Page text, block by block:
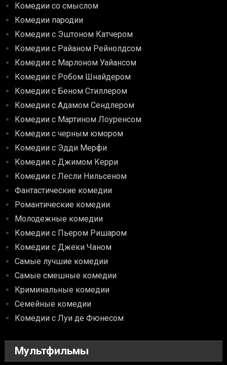
Комедии со смыслом
Комедии пародии
Комедии с Эштоном Катчером
Комедии с Райаном Рейнолдсом
Комедии с Марлоном Уайансом
Комедии с Робом Шнайдером
Комедии с Беном Стиллером
Комедии с Адамом Сендлером
Комедии с Мартином Лоуренсом
Комедии с черным юмором
Комедии с Эдди Мерфи
Комедии с Джимом Керри
Комедии с Лесли Нильсеном
Фантастические комедии
Романтические комедии
Молодежные комедии
Комедии с Пьером Ришаром
Комедии с Джеки Чаном
Самые лучшие комедии
Самые смешные комедии
Криминальные комедии
Семейные комедии
Комедии с Луи де Фюнесом
Мультфильмы